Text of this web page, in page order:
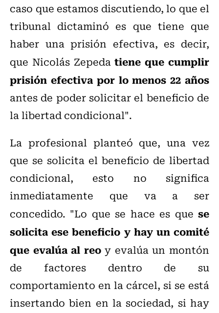
caso que estamos discutiendo, lo que el
tribunal dictaminó es que tiene que
haber una prisión efectiva, es decir,
que Nicolás Zepedatiene que cumplir
prisión efectiva por lo menos 22 años
antes de poder solicitar el beneficio de
la libertad condicional".
La profesional planteó que, una vez
que se solicita el beneficio de libertad
condicional, esto no significa
inmediatamente que va a ser
concedido. "Lo que se hace es que se
solicita ese beneficio y hay un comité
que evalúa al reoy evalúa un montón
de factores dentro de su
comportamiento en la cárcel, si se está
insertando bien en la sociedad, si hay